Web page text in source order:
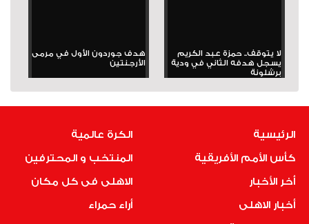
لا يتوقف.. حمزة عبد الكريم
يسجل هدفه الثاني في ودية
برشلونة
هدف جوردون الأول في مرمى
الأرجنتين
الرئيسية
كأس الأمم الأفريقية
أخر الأخبار
أخبار الاهلى
الكرة عالمية
المنتخب و المحترفين
الاهلى فى كل مكان
أراء حمراء